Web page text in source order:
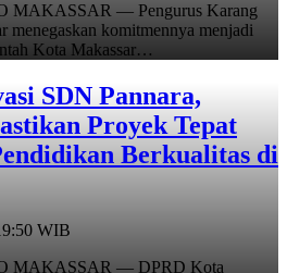
MAKASSAR — Pengurus Karang
menegaskan komitmennya menjadi
Kota Makassar…
SDN Pannara,
Proyek Tepat
Berkualitas di
WIB
MAKASSAR — DPRD Kota